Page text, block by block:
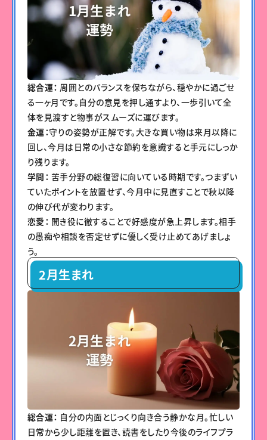
総合運： 周囲とのバランスを保ちながら、穏やかに過ごせ
る一ヶ月です。自分の意見を押し通すより、一歩引いて全
体を見渡すと物事がスムーズに運びます。
金運：守りの姿勢が正解です。大きな買い物は来月以降に
回し、今月は日常の小さな節約を意識すると手元にしっか
り残ります。
学問： 苦手分野の総復習に向いている時期です。つまずい
ていたポイントを放置せず、今月中に見直すことで秋以降
の伸び代が変わります。
恋愛： 聞き役に徹することで好感度が急上昇します。相手
の愚痴や相談を否定せずに優しく受け止めてあげましょ
う。
2月生まれ
総合運： 自分の内面とじっくり向き合う静かな月。忙しい
日常から少し距離を置き、読書をしたり今後のライフプラ